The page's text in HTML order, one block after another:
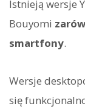
Istnieją wersje
Bouyomi
smartfony.
Wersje
się